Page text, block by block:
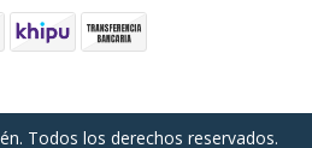
Todos los derechos reservados.